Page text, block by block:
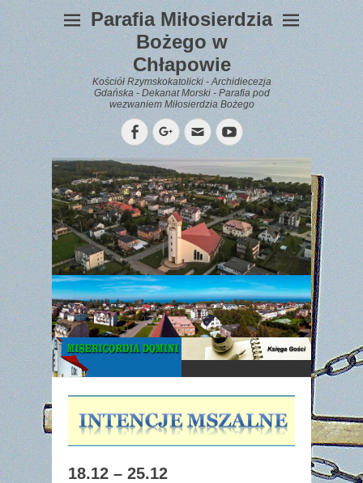
Parafia Miłosierdzia
Bożego w
Chłapowie
Kościół Rzymskokatolicki - Archidiecezja
Gdańska - Dekanat Morski - Parafia pod
wezwaniem Miłosierdzia Bożego
FacebookGoogleplus
EmailYouTube
WYPOCZYNEK
Gazetka
Parafialna
18.12 – 25.12